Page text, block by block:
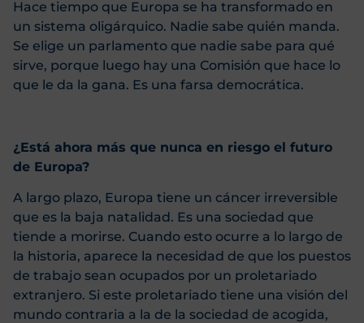
Hace tiempo que Europa se ha transformado en
un sistema oligárquico. Nadie sabe quién manda.
Se elige un parlamento que nadie sabe para qué
sirve, porque luego hay una Comisión que hace lo
que le da la gana. Es una farsa democrática.
¿Está ahora más que nunca en riesgo el futuro
de Europa?
A largo plazo, Europa tiene un cáncer irreversible
que es la baja natalidad. Es una sociedad que
tiende a morirse. Cuando esto ocurre a lo largo de
la historia, aparece la necesidad de que los puestos
de trabajo sean ocupados por un proletariado
extranjero. Si este proletariado tiene una visión del
mundo contraria a la de la sociedad de acogida,